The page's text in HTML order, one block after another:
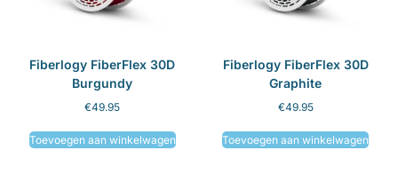
Fiberlogy FiberFlex 30D
Burgundy
€49.95
Toevoegen aan winkelwagen
Fiberlogy FiberFlex 30D
Graphite
€49.95
Toevoegen aan winkelwagen